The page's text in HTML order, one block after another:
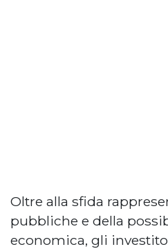
Oltre alla sfida
pubbliche e della
economica, gli